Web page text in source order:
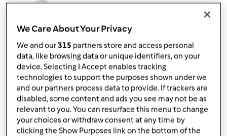
Adicionar às minhas coleções
Partilhar receita
Criar uma variante
We Care About Your Privacy
We and our315 partners store and access personal
data, like browsing data or unique identifiers, on your
device. Selecting I Accept enables tracking
technologies to support the purposes shown under we
and our partners process data to provide. If trackers are
disabled, some content and ads you see may not be as
relevant to you. You can resurface this menu to change
your choices or withdraw consent at any time by
clicking the Show Purposes link on the bottom of the